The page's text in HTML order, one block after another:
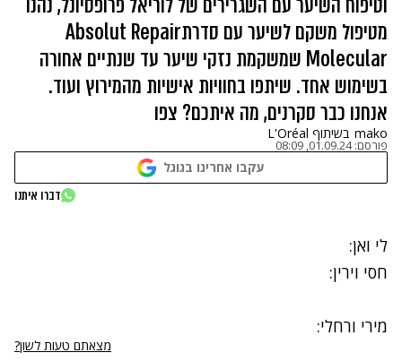
מטיפול משקם לשיער עם סדרתAbsolut Repair
Molecular שמשקמת נזקי שיער עד שנתיים אחורה
בשימוש אחד. שיתפו בחוויות אישיות מהמירוץ ועוד.
אנחנו כבר סקרנים, מה איתכם? צפו
mako בשיתוף L'Oréal
פורסם:01.09.24, 08:09
עקבו אחרינו בגוגל
דברו איתנו
לי ואן:
חסי וירין:
מירי ורחלי:
מצאתם טעות לשון?